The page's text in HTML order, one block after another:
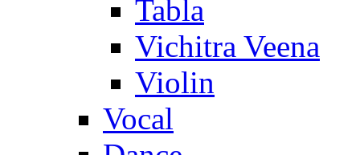
Tabla
Vichitra Veena
Violin
Vocal